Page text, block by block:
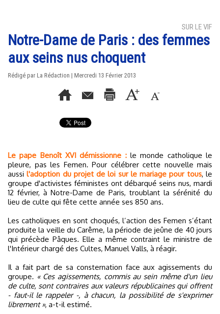
SUR LE VIF
Notre-Dame de Paris : des femmes
aux seins nus choquent
Rédigé par La Rédaction | Mercredi 13 Février 2013
Le pape Benoît XVI démissionne :le monde catholique le
pleure, pas les Femen. Pour célébrer cette nouvelle mais
aussil'adoption du projet de loi sur le mariage pour tous, le
groupe d'activistes féministes ont débarqué seins nus, mardi
12 février, à Notre-Dame de Paris, troublant la sérénité du
lieu de culte qui fête cette année ses 850 ans.
Les catholiques en sont choqués, l’action des Femen s’étant
produite la veille du Carême, la période de jeûne de 40 jours
qui précède Pâques. Elle a même contraint le ministre de
l'Intérieur chargé des Cultes, Manuel Valls, à réagir.
Il a fait part de sa consternation face aux agissements du
groupe. « Ces agissements, commis au sein même d'un lieu
de culte, sont contraires aux valeurs républicaines qui offrent
- faut-il le rappeler -, à chacun, la possibilité de s'exprimer
librement », a-t-il estimé.